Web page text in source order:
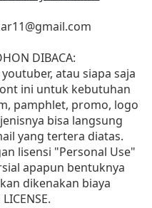
DIBACA:
atau siapa saja
ini untuk kebutuhan
pamphlet, promo, logo
bisa langsung
yang tertera diatas.
lisensi "Personal Use"
apapun bentuknya
dikenakan biaya